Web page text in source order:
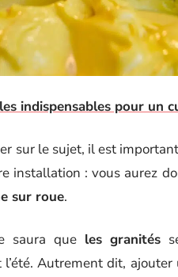
indispensables pour un
sur le sujet, il est
installation : vous aurez
sur roue.
saura que les granités
Autrement dit, ajouter